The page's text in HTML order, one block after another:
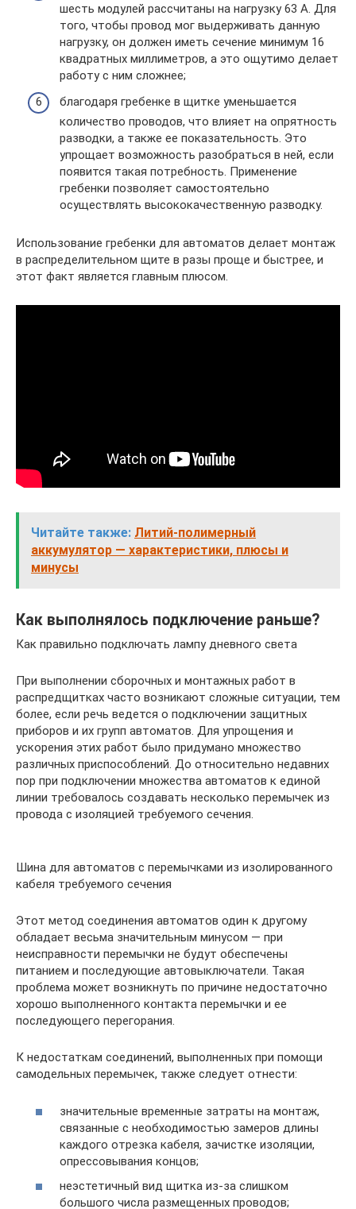
шесть модулей рассчитаны на нагрузку 63 А. Для
того, чтобы провод мог выдерживать данную
нагрузку, он должен иметь сечение минимум 16
квадратных миллиметров, а это ощутимо делает
работу с ним сложнее;
благодаря гребенке в щитке уменьшается
количество проводов, что влияет на опрятность
разводки, а также ее показательность. Это
упрощает возможность разобраться в ней, если
появится такая потребность. Применение
гребенки позволяет самостоятельно
осуществлять высококачественную разводку.
Использование гребенки для автоматов делает монтаж
в распределительном щите в разы проще и быстрее, и
этот факт является главным плюсом.
Читайте также: Литий-полимерный
аккумулятор — характеристики, плюсы и
минусы
Как выполнялось подключение раньше?
Как правильно подключать лампу дневного света
При выполнении сборочных и монтажных работ в
распредщитках часто возникают сложные ситуации, тем
более, если речь ведется о подключении защитных
приборов и их групп автоматов. Для упрощения и
ускорения этих работ было придумано множество
различных приспособлений. До относительно недавних
пор при подключении множества автоматов к единой
линии требовалось создавать несколько перемычек из
провода с изоляцией требуемого сечения.
Шина для автоматов с перемычками из изолированного
кабеля требуемого сечения
Этот метод соединения автоматов один к другому
обладает весьма значительным минусом — при
неисправности перемычки не будут обеспечены
питанием и последующие автовыключатели. Такая
проблема может возникнуть по причине недостаточно
хорошо выполненного контакта перемычки и ее
последующего перегорания.
К недостаткам соединений, выполненных при помощи
самодельных перемычек, также следует отнести:
значительные временные затраты на монтаж,
связанные с необходимостью замеров длины
каждого отрезка кабеля, зачистке изоляции,
опрессовывания концов;
неэстетичный вид щитка из-за слишком
большого числа размещенных проводов;